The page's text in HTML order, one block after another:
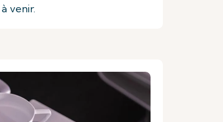
venir.